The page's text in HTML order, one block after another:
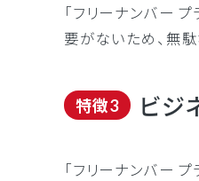
「フリーナンバー
要がないため、無
特徴3 ビジ
「フリーナンバー